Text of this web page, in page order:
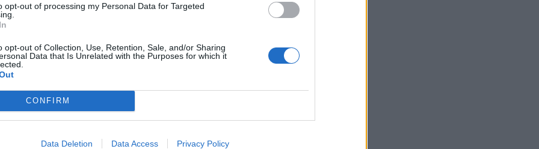
opt-out of processing my Personal Data for Targeted
opt-out of Collection, Use, Retention, Sale, and/or Sharing
Data that Is Unrelated with the Purposes for which it
CONFIRM
Data Deletion Data Access Privacy Policy
τις απογευματινές ώρες της Δευτέρας
και τα επιμελείται ο έμπειρος σκακιστής
Ομοσπονδίας (ΕΣΟ) κ. Δημήτρης